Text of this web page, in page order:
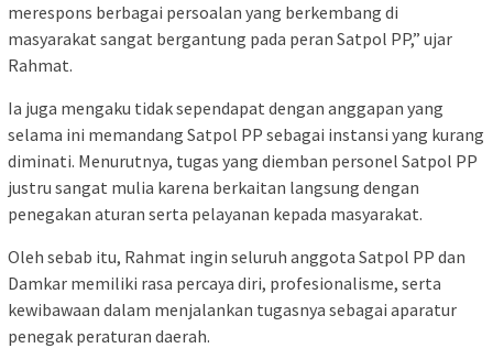
merespons berbagai persoalan yang berkembang di
masyarakat sangat bergantung pada peran Satpol PP,” ujar
Rahmat.
Ia juga mengaku tidak sependapat dengan anggapan yang
selama ini memandang Satpol PP sebagai instansi yang kurang
diminati. Menurutnya, tugas yang diemban personel Satpol PP
justru sangat mulia karena berkaitan langsung dengan
penegakan aturan serta pelayanan kepada masyarakat.
Oleh sebab itu, Rahmat ingin seluruh anggota Satpol PP dan
Damkar memiliki rasa percaya diri, profesionalisme, serta
kewibawaan dalam menjalankan tugasnya sebagai aparatur
penegak peraturan daerah.